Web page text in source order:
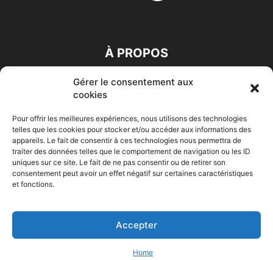
Gérer le consentement aux
cookies
Pour offrir les meilleures expériences, nous utilisons des technologies
telles que les cookies pour stocker et/ou accéder aux informations des
appareils. Le fait de consentir à ces technologies nous permettra de
traiter des données telles que le comportement de navigation ou les ID
uniques sur ce site. Le fait de ne pas consentir ou de retirer son
consentement peut avoir un effet négatif sur certaines caractéristiques
et fonctions.
Accepter
Home
À PROPOS
SUIVEZ NOUS
Accueil Economie Entreprises Entrepreneur Afrique
HIGH-TECH Auto-Moto
© Challenges.tn By AAKOM.DIGITAL